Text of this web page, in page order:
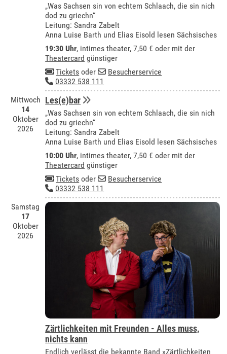
„Was Sachsen sin von echtem Schlaach, die sin nich
dod zu griechn“
Leitung: Sandra Zabelt
Anna Luise Barth und Elias Eisold lesen Sächsisches
19:30 Uhr, intimes theater, 7,50 € oder mit der
Theatercard günstiger
Tickets oder
Besucherservice
03332 538 111
Mittwoch
14
Oktober
2026
Les(e)bar
„Was Sachsen sin von echtem Schlaach, die sin nich
dod zu griechn“
Leitung: Sandra Zabelt
Anna Luise Barth und Elias Eisold lesen Sächsisches
10:00 Uhr, intimes theater, 7,50 € oder mit der
Theatercard günstiger
Tickets oder
Besucherservice
03332 538 111
Samstag
17
Oktober
2026
Zärtlichkeiten mit Freunden - Alles muss,
nichts kann
Endlich verlässt die bekannte Band »Zärtlichkeiten